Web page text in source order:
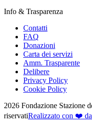
Info & Trasparenza
Contatti
FAQ
Donazioni
Carta dei servizi
Amm. Trasparente
Delibere
Privacy Policy
Cookie Policy
2026 Fondazione Stazione
riservatiRealizzato con ❤️